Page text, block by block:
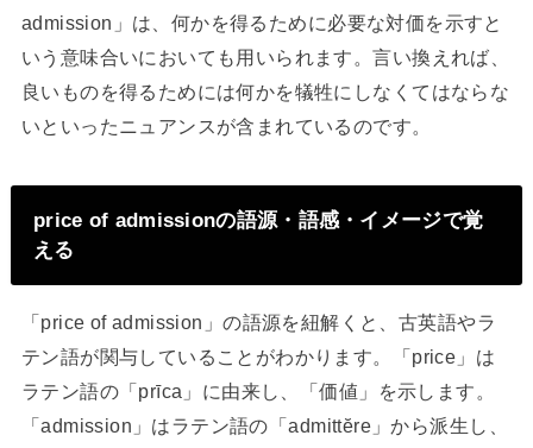
admission」は、何かを得るために必要な対価を示すと
いう意味合いにおいても用いられます。言い換えれば、
良いものを得るためには何かを犠牲にしなくてはならな
いといったニュアンスが含まれているのです。
price of admissionの語源・語感・イメージで覚
える
「price of admission」の語源を紐解くと、古英語やラ
テン語が関与していることがわかります。「price」は
ラテン語の「prīca」に由来し、「価値」を示します。
「admission」はラテン語の「admittĕre」から派生し、